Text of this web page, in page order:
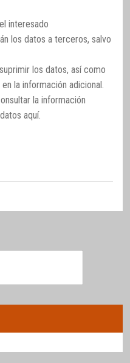
interesado
los datos a terceros, salvo
los datos, así como
la información adicional.
la información
aquí.